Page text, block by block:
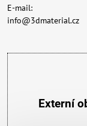
E-mail:
info@3dmaterial.cz
Externí